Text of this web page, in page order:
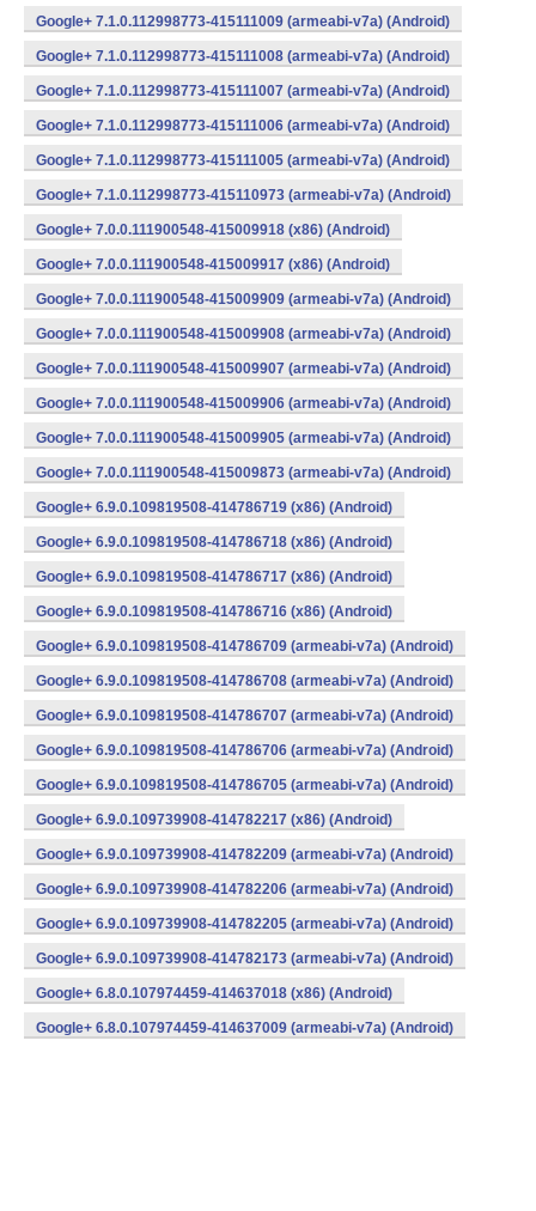
Google+ 7.1.0.112998773-415111009 (armeabi-v7a) (Android)
Google+ 7.1.0.112998773-415111008 (armeabi-v7a) (Android)
Google+ 7.1.0.112998773-415111007 (armeabi-v7a) (Android)
Google+ 7.1.0.112998773-415111006 (armeabi-v7a) (Android)
Google+ 7.1.0.112998773-415111005 (armeabi-v7a) (Android)
Google+ 7.1.0.112998773-415110973 (armeabi-v7a) (Android)
Google+ 7.0.0.111900548-415009918 (x86) (Android)
Google+ 7.0.0.111900548-415009917 (x86) (Android)
Google+ 7.0.0.111900548-415009909 (armeabi-v7a) (Android)
Google+ 7.0.0.111900548-415009908 (armeabi-v7a) (Android)
Google+ 7.0.0.111900548-415009907 (armeabi-v7a) (Android)
Google+ 7.0.0.111900548-415009906 (armeabi-v7a) (Android)
Google+ 7.0.0.111900548-415009905 (armeabi-v7a) (Android)
Google+ 7.0.0.111900548-415009873 (armeabi-v7a) (Android)
Google+ 6.9.0.109819508-414786719 (x86) (Android)
Google+ 6.9.0.109819508-414786718 (x86) (Android)
Google+ 6.9.0.109819508-414786717 (x86) (Android)
Google+ 6.9.0.109819508-414786716 (x86) (Android)
Google+ 6.9.0.109819508-414786709 (armeabi-v7a) (Android)
Google+ 6.9.0.109819508-414786708 (armeabi-v7a) (Android)
Google+ 6.9.0.109819508-414786707 (armeabi-v7a) (Android)
Google+ 6.9.0.109819508-414786706 (armeabi-v7a) (Android)
Google+ 6.9.0.109819508-414786705 (armeabi-v7a) (Android)
Google+ 6.9.0.109739908-414782217 (x86) (Android)
Google+ 6.9.0.109739908-414782209 (armeabi-v7a) (Android)
Google+ 6.9.0.109739908-414782206 (armeabi-v7a) (Android)
Google+ 6.9.0.109739908-414782205 (armeabi-v7a) (Android)
Google+ 6.9.0.109739908-414782173 (armeabi-v7a) (Android)
Google+ 6.8.0.107974459-414637018 (x86) (Android)
Google+ 6.8.0.107974459-414637009 (armeabi-v7a) (Android)